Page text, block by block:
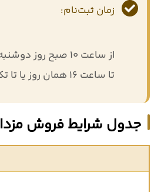
زمان ثبت‌نام:
از ساعت ۱۰ صبح روز دوشنبه ۱۳ بهمن ۱۴۰۴
تا ساعت ۱۶ همان روز یا تا تکمیل ظرفیت
جدول شرایط فروش مزدا 3 مدل 2025: